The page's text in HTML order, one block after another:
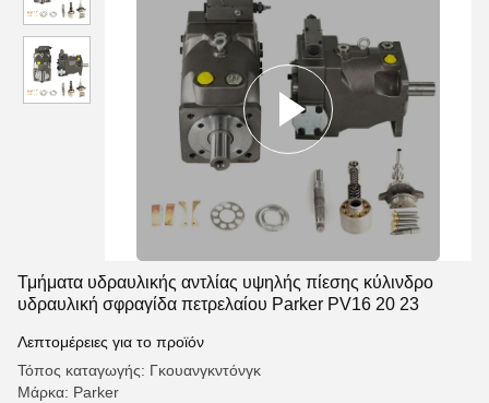
Τμήματα υδραυλικής αντλίας υψηλής πίεσης κύλινδρο
υδραυλική σφραγίδα πετρελαίου Parker PV16 20 23
Λεπτομέρειες για το προϊόν
Τόπος καταγωγής: Γκουανγκντόνγκ
Μάρκα: Parker